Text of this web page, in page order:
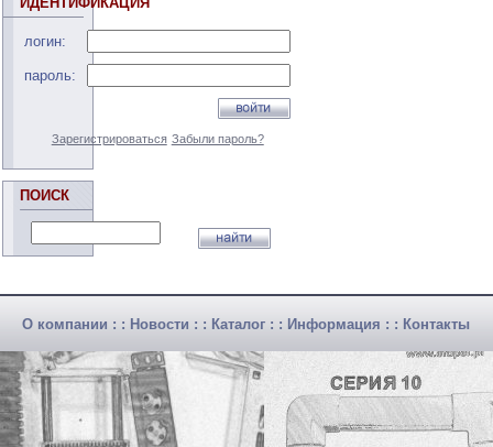
логин:
пароль:
Зарегистрироваться Забыли пароль?
ПОИСК
О компании : : Новости : : Каталог : : Информация : : Контакты